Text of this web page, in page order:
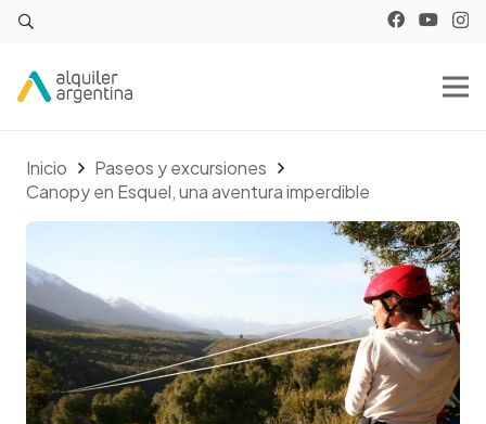
Inicio
Paseos y excursiones
Canopy en Esquel, una aventura imperdible